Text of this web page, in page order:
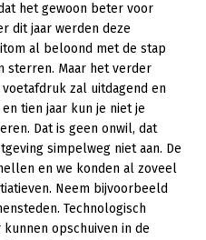
het gewoon beter voor
dit jaar werden deze
al beloond met de stap
sterren. Maar het verder
zal uitdagend en
tien jaar kun je niet je
Dat is geen onwil, dat
simpelweg niet aan. De
en we konden al zoveel
Neem bijvoorbeeld
Technologisch
opschuiven in de